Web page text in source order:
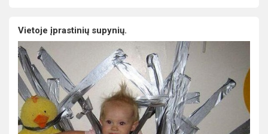
Vietoje įprastinių supynių.